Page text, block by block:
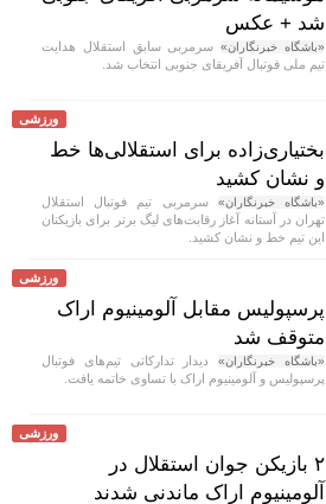
شد + عکس
«باشگاه خبرنگاران»سرمربی سابق استقلال هدایت
تیم ملی فوتبال آفریقای جنوبی انتخاب شد.
ورزشی
بختیاری‌زاده برای استقلالی‌ها خط
و نشان کشید
«باشگاه خبرنگاران» سرمربی تیم فوتبال استقلال
تهران در آستانه آغاز رقابت‌های لیگ برتر برای بازیکنان
این تیم خط و نشان کشید.
ورزشی
پرسپولیس مقابل آلومینیوم اراک
متوقف شد
«باشگاه خبرنگاران»دیدار تدارکاتی تیم‌های فوتبال
پرسپولیس و آلومینیوم اراک با تساوی خاتمه یافت.
ورزشی
۲ بازیکن جوان استقلال در
آلومینیوم اراک ماندنی شدند